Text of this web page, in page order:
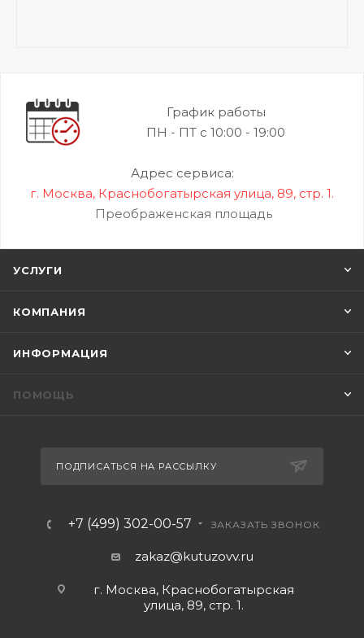
График работы
ПН - ПТ с 10:00 - 19:00
Адрес сервиса:
г. Москва, Краснобогатырская улица, 89, стр. 1.
Преображенская площадь
УСЛУГИ
КОМПАНИЯ
ИНФОРМАЦИЯ
ПОМОЩЬ
ПОДПИСАТЬСЯ НА РАССЫЛКУ
+7 (499) 302-00-57 ЗАКАЗАТЬ ЗВОНОК
zakaz@kutuzovv.ru
г. Москва, Краснобогатырская
улица, 89, стр. 1.